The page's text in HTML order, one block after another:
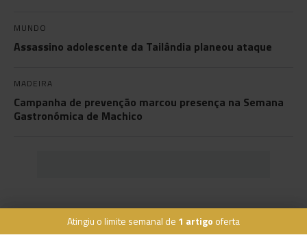
Atingiu o limite semanal de 1 artigo oferta
MUNDO
Assassino adolescente da Tailândia planeou ataque
MADEIRA
Campanha de prevenção marcou presença na Semana
Gastronómica de Machico